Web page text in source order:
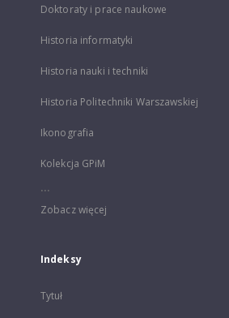
Doktoraty i prace naukowe
Historia informatyki
Historia nauki i techniki
Historia Politechniki Warszawskiej
Ikonografia
Kolekcja GPiM
...
Zobacz więcej
Indeksy
Tytuł